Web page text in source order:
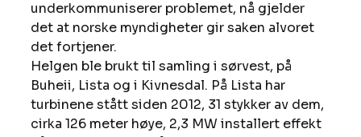
underkommuniserer problemet, nå gjelder
det at norske myndigheter gir saken alvoret
det fortjener.
Helgen ble brukt til samling i sørvest, på
Buheii, Lista og i Kivnesdal. På Lista har
turbinene stått siden 2012, 31 stykker av dem,
cirka 126 meter høye, 2,3 MW installert effekt